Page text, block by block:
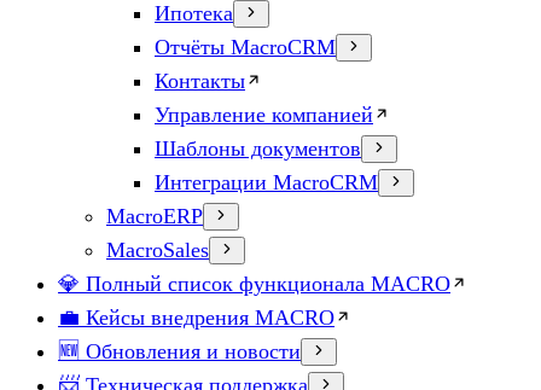
Ипотека
Отчёты MacroCRM
Контакты
Управление компанией
Шаблоны документов
Интеграции MacroCRM
MacroERP
MacroSales
💎 Полный список функционала MACRO
💼 Кейсы внедрения MACRO
🆕 Обновления и новости
📨 Техническая поддержка